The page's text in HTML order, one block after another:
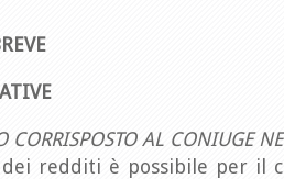
CORRISPOSTO AL CONIUGE
dei redditi è possibile per il